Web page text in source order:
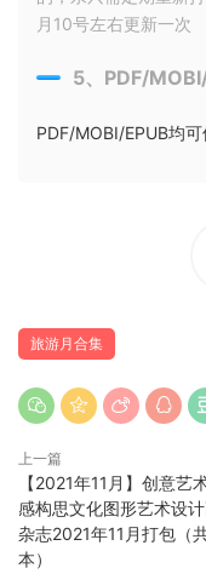
月10号左右更新一次
5、PDF/
PDF/MOBI/EPUB均可
旅游月合集
上一篇
【2021年11月】创意艺
感构思文化图形艺术设
杂志2021年11月打包（
本）